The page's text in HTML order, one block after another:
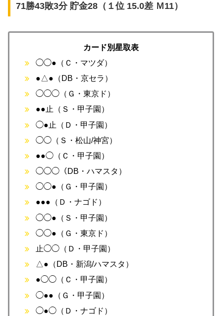
71勝43敗3分 貯金28（１位 15.0差 Ｍ11）
カード別星取表
◯◯●（Ｃ・マツダ）
●△●（DB・京セラ）
◯◯◯（Ｇ・東京ド）
●●止（Ｓ・甲子園）
◯●止（Ｄ・甲子園）
◯◯（Ｓ・松山/神宮）
●●◯（Ｃ・甲子園）
◯◯◯（DB・ハマスタ）
◯◯●（Ｇ・甲子園）
●●●（Ｄ・ナゴド）
◯◯●（Ｓ・甲子園）
◯◯●（Ｇ・東京ド）
止◯◯（Ｄ・甲子園）
△●（DB・新潟/ハマスタ）
●◯◯（Ｃ・甲子園）
◯●●（Ｇ・甲子園）
◯●◯（Ｄ・ナゴド）